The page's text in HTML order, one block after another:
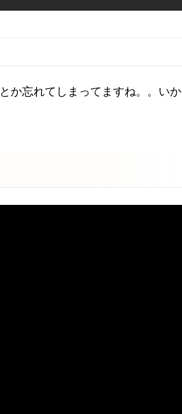
か忘れてしまってますね。。いか